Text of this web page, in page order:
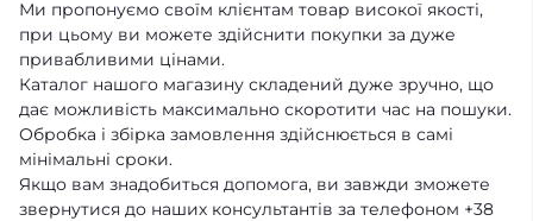
Ми пропонуємо своїм клієнтам товар високої якості,
при цьому ви можете здійснити покупки за дуже
привабливими цінами.
Каталог нашого магазину складений дуже зручно, що
дає можливість максимально скоротити час на пошуки.
Обробка і збірка замовлення здійснюється в самі
мінімальні сроки.
Якщо вам знадобиться допомога, ви завжди зможете
звернутися до наших консультантів за телефоном +38